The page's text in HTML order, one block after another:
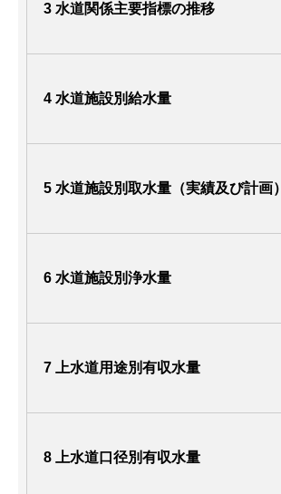
3 水道関係主要指標の推移
4 水道施設別給水量
5 水道施設別取水量（実績及び計画）
6 水道施設別浄水量
7 上水道用途別有収水量
8 上水道口径別有収水量